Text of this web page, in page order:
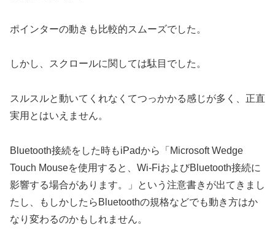
ポインターの動きも比較的スムーズでした。
しかし、スクロールに関しては駄目でした。
スルスルと動いてくれなくてつっかかる感じが多く、正直
実用とはいえません。
Bluetooth接続をした時もiPadから「Microsoft Wedge
Touch Mouseを使用すると、Wi-FiおよびBluetooth接続に
影響する場合があります。」という注意書きが出てきまし
たし、もしかしたらBluetoothの規格などでも動き方はか
なり変わるのかもしれません。